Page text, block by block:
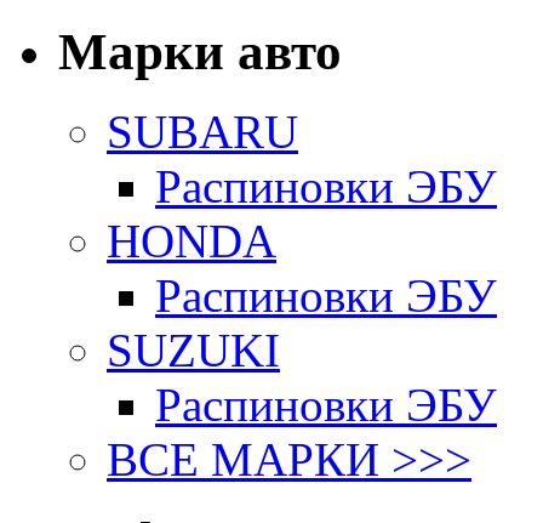
Марки авто
SUBARU
Распиновки ЭБУ
HONDA
Распиновки ЭБУ
SUZUKI
Распиновки ЭБУ
ВСЕ МАРКИ >>>